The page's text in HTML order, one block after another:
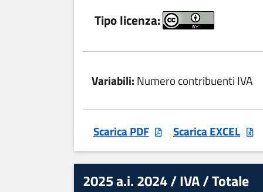
Tipo licenza:
Variabili: Numero contribuenti IVA
Scarica PDF Scarica EXCEL
2025 a.i. 2024 / IVA / Totale